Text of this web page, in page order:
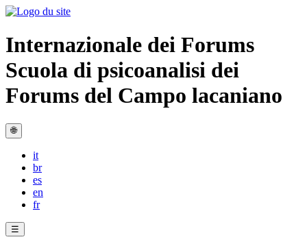
Internazionale dei Forums
Scuola di psicoanalisi dei
Forums del Campo lacaniano
🌐
it
br
es
en
fr
☰